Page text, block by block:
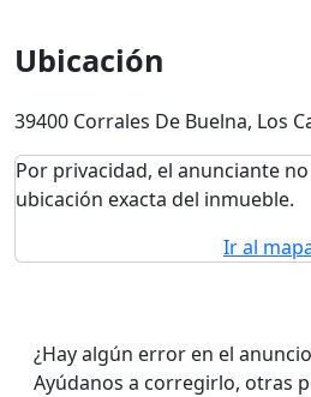
Ubicación
39400 Corrales De Buelna, Los
Por privacidad, el anunciante
ubicación exacta del inmueble.
Ir al
¿Hay algún error en el
Ayúdanos a corregirlo, otras